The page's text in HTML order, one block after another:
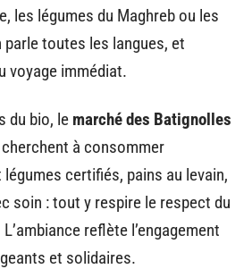
les légumes du Maghreb ou les
toutes les langues, et
voyage immédiat.
du bio, le marché des Batignolles
à consommer
certifiés, pains au levain,
soin : tout y respire le respect du
reflète l’engagement
et solidaires.